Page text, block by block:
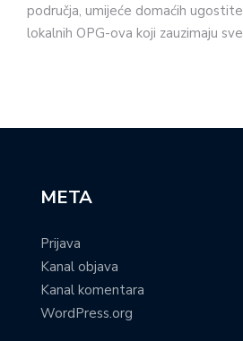
područja, umijeće domaćih
lokalnih OPG-ova koji zauzimaju
META
Prijava
Kanal objava
Kanal komentara
WordPress.org